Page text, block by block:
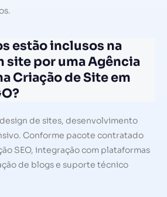
estão inclusos na
site por uma Agência
Criação de Site em
de sites, desenvolvimento
Conforme pacote contratado
SEO, integração com plataformas
de blogs e suporte técnico